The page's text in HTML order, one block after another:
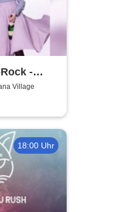
-
R.Village
18:00 Uhr